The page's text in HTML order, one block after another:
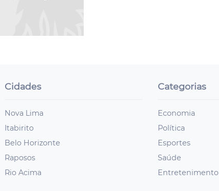
Cidades
Nova Lima
Itabirito
Belo Horizonte
Raposos
Rio Acima
Categorias
Economia
Política
Esportes
Saúde
Entretenimento